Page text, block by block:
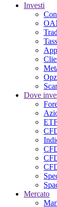
Investi
Dove
Mercato